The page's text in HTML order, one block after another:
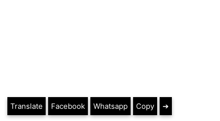
Translate Facebook Whatsapp Copy ➔